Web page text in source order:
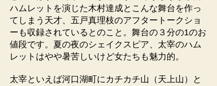
ハムレットを演じた木村達成とこんな舞台を作っ
てしまう天才、五戸真理枝のアフタートークショ
ーも収録されているとのこと。舞台の３分の1のお
値段です。夏の夜のシェイクスピア、太宰のハム
レットはやや暑苦しいけど女たちも魅力的。
太宰といえば河口湖町にカチカチ山（天上山）と